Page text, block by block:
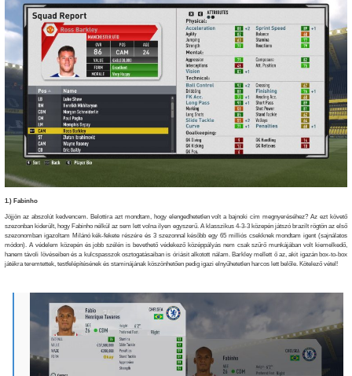
1.) Fabinho
Jöjjön az abszolút kedvencem. Belottira azt mondtam, hogy elengedhetetlen volt a bajnoki cím megnyeréséhez? Az ezt követő
szezonban kiderült, hogy Fabinho nélkül az sem lett volna ilyen egyszerű. A klasszikus 4-3-3 közepén játszó brazilt rögtön az első
szezonomban igazoltam Milánó kék-fekete részére és 3 szezonnal később egy 65 milliós csekknek mondtam igent (sajnálatos
módon). A védelem közepén és jobb szélén is bevethető védekező középpályás nem csak szűrő munkájában volt kiemelkedő,
hanem távoli lövéseiben és a kulcspasszok osztogatásaiban is óriásit alkotott nálam. Barkley mellett ő az, akit igazán box-to-box
játékra teremtettek, testfelépítésének és staminájának köszönhetően pedig igazi elnyűhetetlen harcos lett belőle. Kötelező vétel!